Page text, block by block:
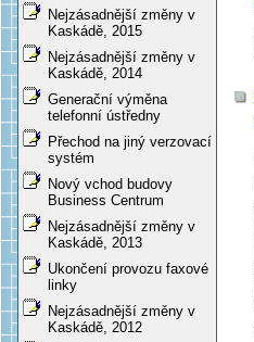
Nejzásadnější změny v
Kaskádě, 2015
Nejzásadnější změny v
Kaskádě, 2014
Generační výměna
telefonní ústředny
Přechod na jiný verzovací
systém
Nový vchod budovy
Business Centrum
Nejzásadnější změny v
Kaskádě, 2013
Ukončení provozu faxové
linky
Nejzásadnější změny v
Kaskádě, 2012